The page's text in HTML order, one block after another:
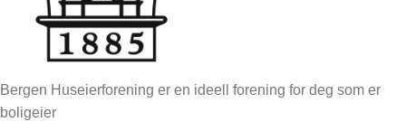
Bergen Huseierforening er en ideell forening for deg som er
boligeier